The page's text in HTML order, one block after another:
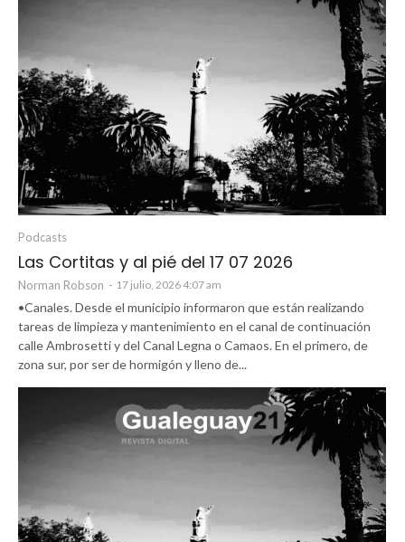
Podcasts
Las Cortitas y al pié del 17 07 2026
Norman Robson - 17 julio, 2026 4:07 am
•Canales. Desde el municipio informaron que están realizando
tareas de limpieza y mantenimiento en el canal de continuación
calle Ambrosetti y del Canal Legna o Camaos. En el primero, de
zona sur, por ser de hormigón y lleno de...